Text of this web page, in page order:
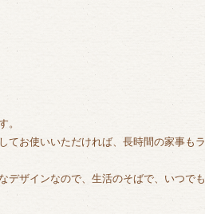
。
てお使いいただければ、長時間の家事もラ
デザインなので、生活のそばで、いつでも